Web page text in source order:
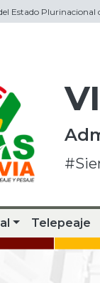
Estado Plurinacional
Telepeaje